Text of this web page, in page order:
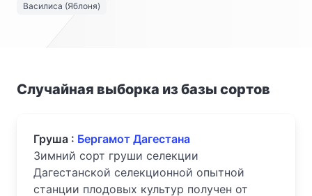
Василиса (Яблоня)
Случайная выборка из базы сортов
Груша : Бергамот Дагестана
Зимний сорт груши селекции
Дагестанской селекционной опытной
станции плодовых культур получен от